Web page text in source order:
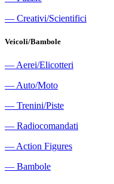
― Creativi/Scientifici
Veicoli/Bambole
― Aerei/Elicotteri
― Auto/Moto
― Trenini/Piste
― Radiocomandati
― Action Figures
― Bambole